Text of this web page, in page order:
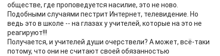
обществе, где проповедуется насилие, это не ново.
Подобными случаями пестрит Интернет, телевидение. Но
ведь это в школе -- на глазах у учителей, которые на это не
реагируют!!!
Получается, и учителей души очерствели? А может, всё-таки
потому, что они не считают своей обязанностью